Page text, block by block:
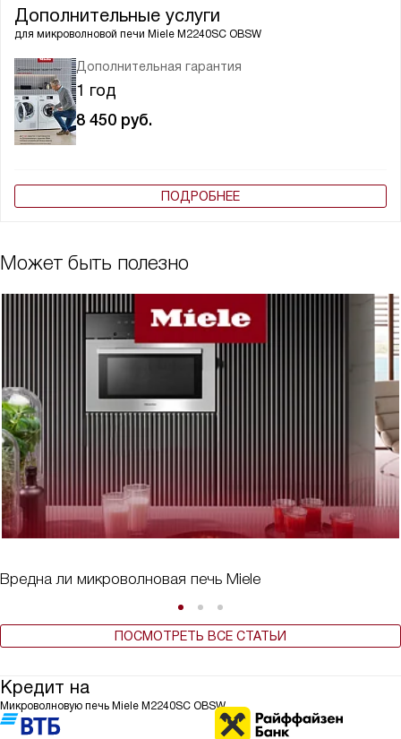
Дополнительные услуги
для микроволновой печи Miele M2240SC OBSW
Дополнительная гарантия
1 год
8 450 руб.
ПОДРОБНЕЕ
Может быть полезно
Вредна ли микроволновая печь Miele
ПОСМОТРЕТЬ ВСЕ СТАТЬИ
Кредит на
Микроволновую печь Miele M2240SC OBSW